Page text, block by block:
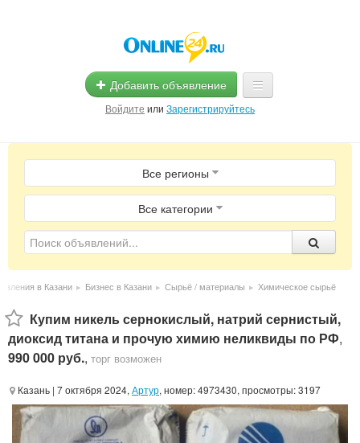
Добавить объявление
Войдите или Зарегистрируйтесь
Главная
Помощь
Услуги
Магазины
Все регионы
Все категории
в Казани ▸ Бизнес в Казани ▸ Сырьё / материалы ▸ Химическое сырьё
Купим никель сернокислый, натрий сернистый,
диоксид титана и прочую химию неликвиды по РФ,
990 000 руб., торг возможен
Казань | 7 октября 2024, Артур, номер: 4973430, просмотры: 3197